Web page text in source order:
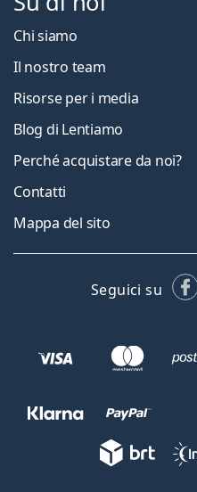
Chi siamo
Il nostro team
Risorse per i media
Blog di Lentiamo
Perché acquistare da noi?
Contatti
Mappa del sito
Seguici su